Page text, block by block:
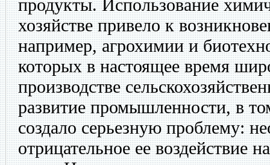
продукты. Использование
хозяйстве привело к
например, агрохимии и
которых в настоящее время
производстве
развитие промышленности, в
создало серьезную проблему:
отрицательное ее воздействие